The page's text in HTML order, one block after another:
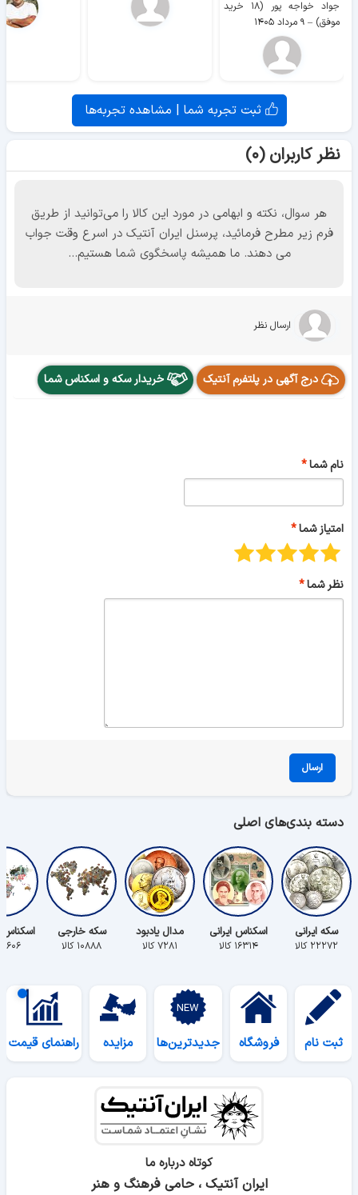
جواد خواجه پور (۱۸ خرید
موفق) – ۹ مرداد ۱۴۰۵
ثبت تجربه شما | مشاهده تجربه‌ها
نظر کاربران (۰)
هر سوال، نکته و ابهامی در مورد این کالا را می‌توانید از طریق
فرم زیر مطرح فرمائید، پرسنل ایران آنتیک در اسرع وقت جواب
می دهند. ما همیشه پاسخگوی شما هستیم...
ارسال نظر
درج آگهی در پلتفرم آنتیک خریدار سکه و اسکناس شما
نام شما
امتیاز شما
نظر شما
ارسال
دسته بندی‌های اصلی
سکه ایرانی
۲۲۲۷۲ کالا
اسکناس ایرانی
۱۶۳۱۴ کالا
مدال یادبود
۷۲۸۱ کالا
سکه خارجی
۱۰۸۸۸ کالا ۵۶۰۶ کالا
ثبت نام فروشگاه جدیدترین‌ها مزایده راهنمای قیمت
کوتاه درباره ما
ایران آنتیک ، حامی فرهنگ و هنر